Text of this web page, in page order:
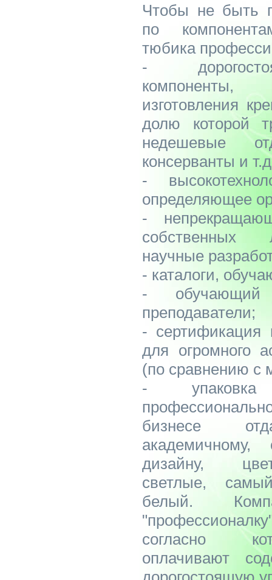
Чтобы не быть
по
тюбика
-
компоненты,
изготовления
долю которой
недешевые
консерванты и
-
определяющее
-
собственных
научные
- каталоги,
- обучающий
преподаватели;
- сертификация
для огромного
(по сравнению с
-
бизнесе
академичному,
дизайну,
светлые,
белый.
согласно
оплачивают